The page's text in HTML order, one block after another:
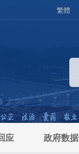
繁體
应 政府数据